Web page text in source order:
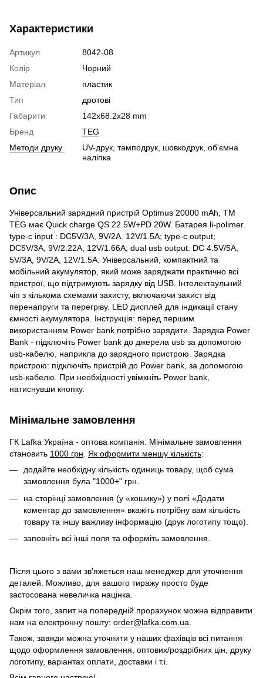
Характеристики
Артикул
8042-08
Колір
Чорний
Матеріал
пластик
Тип
дротові
Габарити
142x68.2x28 mm
Бренд
TEG
Методи друку
UV-друк, тамподрук, шовкодрук, об'ємна
наліпка
Опис
Універсальний зарядний пристрій Optimus 20000 mAh, TM
TEG має Quick charge QS 22.5W+PD 20W. Батарея li-polimer.
type-c input : DC5V/3A, 9V/2A. 12V/1.5A; type-c output;
DC5V/3A, 9V/2.22A, 12V/1.66A; dual usb output: DC 4.5V/5A,
5V/3A, 9V/2A, 12V/1.5A. Універсальний, компактний та
мобільний акумулятор, який може заряджати практично всі
пристрої, що підтримують зарядку від USB. Інтелектаульний
чіп з кількома схемами захисту, включаючи захист від
перенапруги та перегріву. LED дисплей для індикації стану
ємності акумулятора. Інструкція: перед першим
використанням Power bank потрібно зарядити. Зарядка Power
Bank - підключіть Power bank до джерела usb за допомогою
usb-кабелю, наприкла до зарядного пристрою. Зарядка
пристрою: підключіть пристрій до Power bank, за допомогою
usb-кабелю. При необхідності увімкніть Power bank,
натиснувши кнопку.
Мінімальне замовлення
ГК Lafka Україна - оптова компанія. Мінімальне замовлення
становить 1000 грн. Як оформити меншу кількість:
додайте необхідну кількість одиниць товару, щоб сума
замовлення була "1000+" грн.
на сторінці замовлення (у «кошику») у полі «Додати
коментар до замовлення» вкажіть потрібну вам кількість
товару та іншу важливу інформацію (друк логотипу тощо).
заповніть всі інші поля та оформіть замовлення.
Після цього з вами зв’яжеться наш менеджер для уточнення
деталей. Можливо, для вашого тиражу просто буде
застосована невеличка націнка.
Окрім того, запит на попередній прорахунок можна відправити
нам на електронну пошту: order@lafka.com.ua
Також, завжди можна уточнити у наших фахівців всі питання
щодо оформлення замовлення, оптових/роздрібних цін, друку
логотипу, варіантах оплати, доставки і т.і.